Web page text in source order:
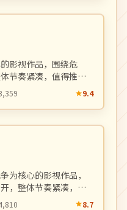
影视作品，围绕危
节奏紧凑，值得推荐
9.4
为核心的影视作品，
，整体节奏紧凑，值
8.7